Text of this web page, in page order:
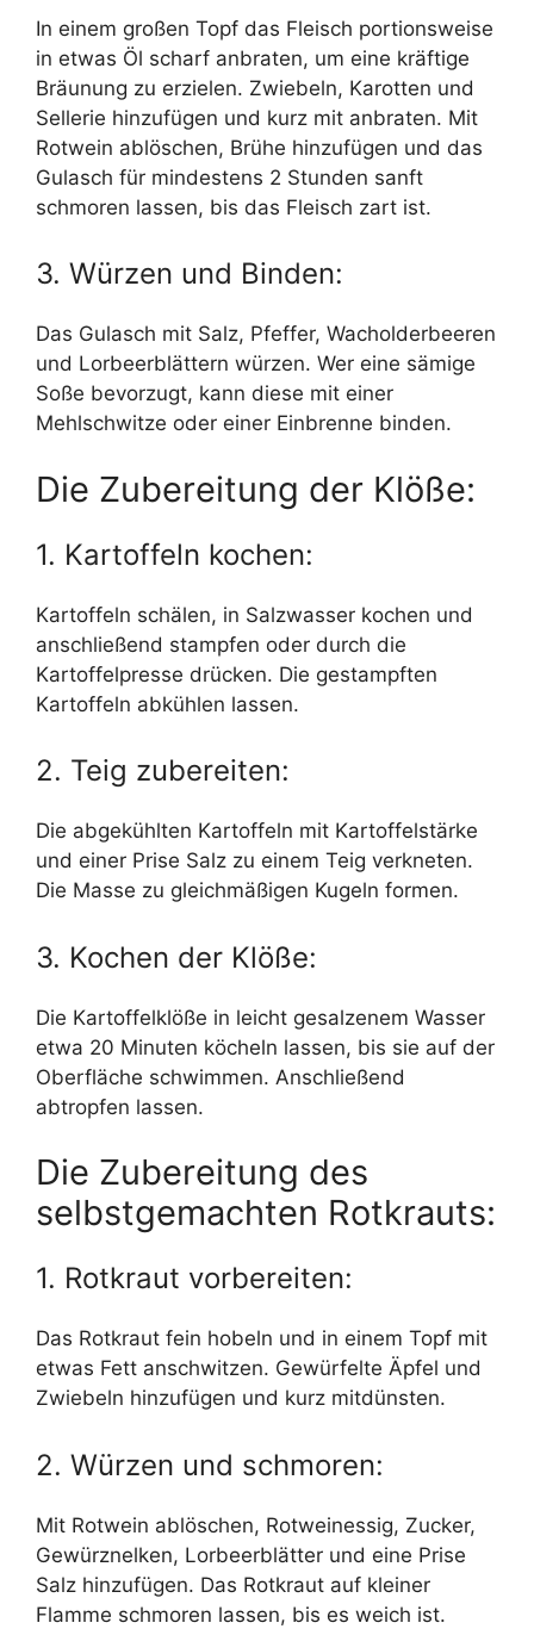
In einem großen Topf das Fleisch portionsweise
in etwas Öl scharf anbraten, um eine kräftige
Bräunung zu erzielen. Zwiebeln, Karotten und
Sellerie hinzufügen und kurz mit anbraten. Mit
Rotwein ablöschen, Brühe hinzufügen und das
Gulasch für mindestens 2 Stunden sanft
schmoren lassen, bis das Fleisch zart ist.
3. Würzen und Binden:
Das Gulasch mit Salz, Pfeffer, Wacholderbeeren
und Lorbeerblättern würzen. Wer eine sämige
Soße bevorzugt, kann diese mit einer
Mehlschwitze oder einer Einbrenne binden.
Die Zubereitung der Klöße:
1. Kartoffeln kochen:
Kartoffeln schälen, in Salzwasser kochen und
anschließend stampfen oder durch die
Kartoffelpresse drücken. Die gestampften
Kartoffeln abkühlen lassen.
2. Teig zubereiten:
Die abgekühlten Kartoffeln mit Kartoffelstärke
und einer Prise Salz zu einem Teig verkneten.
Die Masse zu gleichmäßigen Kugeln formen.
3. Kochen der Klöße:
Die Kartoffelklöße in leicht gesalzenem Wasser
etwa 20 Minuten köcheln lassen, bis sie auf der
Oberfläche schwimmen. Anschließend
abtropfen lassen.
Die Zubereitung des
selbstgemachten Rotkrauts:
1. Rotkraut vorbereiten:
Das Rotkraut fein hobeln und in einem Topf mit
etwas Fett anschwitzen. Gewürfelte Äpfel und
Zwiebeln hinzufügen und kurz mitdünsten.
2. Würzen und schmoren:
Mit Rotwein ablöschen, Rotweinessig, Zucker,
Gewürznelken, Lorbeerblätter und eine Prise
Salz hinzufügen. Das Rotkraut auf kleiner
Flamme schmoren lassen, bis es weich ist.